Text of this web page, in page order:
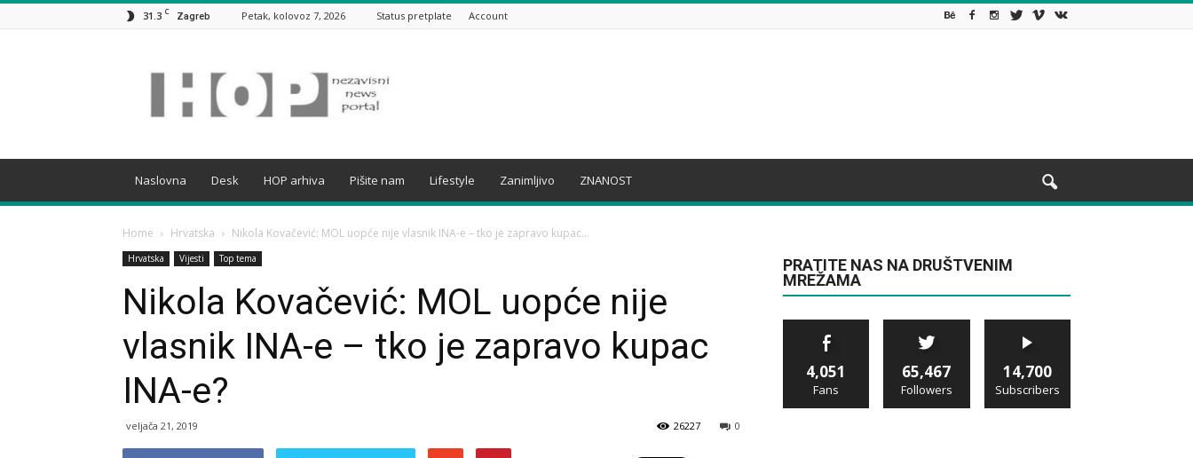
31.3 C Zagreb Petak, kolovoz 7, 2026 Status pretplate Account
Naslovna Desk HOP arhiva Pišite nam Lifestyle Zanimljivo ZNANOST
Home Hrvatska Nikola Kovačević: MOL uopće nije vlasnik INA-e – tko je zapravo kupac...
Hrvatska Vijesti Top tema
Nikola Kovačević: MOL uopće nije
vlasnik INA-e – tko je zapravo kupac
INA-e?
veljača 21, 2019 0
26227
PRATITE NAS NA DRUŠTVENIM
MREŽAMA
4,051
Fans
65,467
Followers
14,700
Subscribers